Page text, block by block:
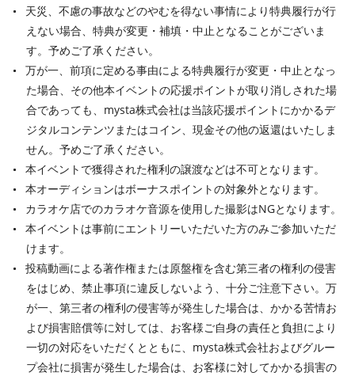
天災、不慮の事故などのやむを得ない事情により特典履行が行
えない場合、特典が変更・補填・中止となることがございま
す。予めご了承ください。
万が一、前項に定める事由による特典履行が変更・中止となっ
た場合、その他本イベントの応援ポイントが取り消しされた場
合であっても、mysta株式会社は当該応援ポイントにかかるデ
ジタルコンテンツまたはコイン、現金その他の返還はいたしま
せん。予めご了承ください。
本イベントで獲得された権利の譲渡などは不可となります。
本オーディションはボーナスポイントの対象外となります。
カラオケ店でのカラオケ音源を使用した撮影はNGとなります。
本イベントは事前にエントリーいただいた方のみご参加いただ
けます。
投稿動画による著作権または原盤権を含む第三者の権利の侵害
をはじめ、禁止事項に違反しないよう、十分ご注意下さい。万
が一、第三者の権利の侵害等が発生した場合は、かかる苦情お
よび損害賠償等に対しては、お客様ご自身の責任と負担により
一切の対応をいただくとともに、mysta株式会社およびグルー
プ会社に損害が発生した場合は、お客様に対してかかる損害の